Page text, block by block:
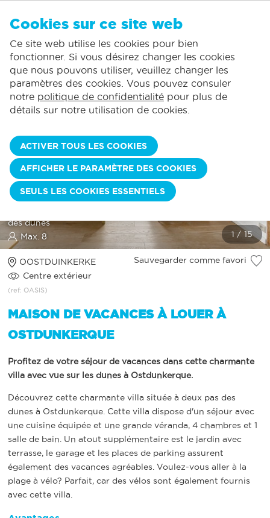
Comprend la consommation normale*
La plus grande offre de location de vacances
Des jours d'arrivée flexibles
Vous pouvez ajouter des hébergements à vos favoris en cliquant sur le
klikken.
St.-Idesbald:
Koksijde:
Oostduinkerke:
Wenduine:
Blankenberge:
OASIS AVEC PARKING
des dunes
Max. 8
OOSTDUINKERKE
Centre extérieur
(ref: OASIS)
Sauvegarder comme favori
MAISON DE VACANCES À LOUER À
OSTDUNKERQUE
Profitez de votre séjour de vacances dans cette charmante
villa avec vue sur les dunes à Ostdunkerque.
Découvrez cette charmante villa située à deux pas des
dunes à Ostdunkerque. Cette villa dispose d'un séjour avec
une cuisine équipée et une grande véranda, 4 chambres et 1
salle de bain. Un atout supplémentaire est le jardin avec
terrasse, le garage et les places de parking assurent
également des vacances agréables. Voulez-vous aller à la
plage à vélo? Parfait, car des vélos sont également fournis
avec cette villa.
Cookies sur ce site web
Ce site web utilise les cookies pour bien
fonctionner. Si vous désirez changer les cookies
que nous pouvons utiliser, veuillez changer les
paramètres des cookies. Vous pouvez consuler
notre politique de confidentialité pour plus de
détails sur notre utilisation de cookies.
ACTIVER TOUS LES COOKIES
AFFICHER LE PARAMÈTRE DES COOKIES
SEULS LES COOKIES ESSENTIELS